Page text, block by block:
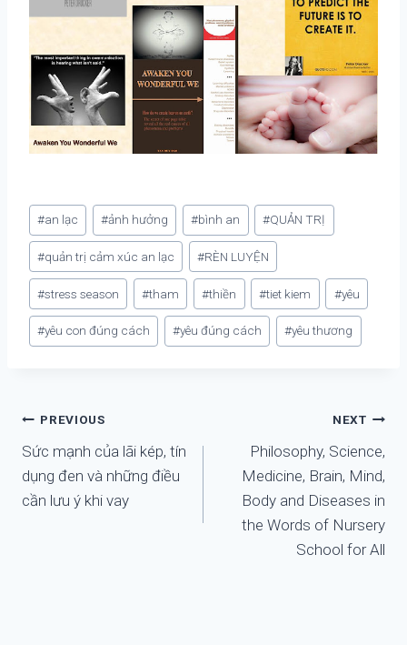
Post
Tags:
#an lạc #ảnh hưởng #bình an #QUẢN TRỊ
#quản trị cảm xúc an lạc #RÈN LUYỆN
#stress season #tham #thiền #tiet kiem #yêu
#yêu con đúng cách #yêu đúng cách #yêu thương
Điều
hướng
bài
PREVIOUS
Sức mạnh của lãi kép, tín
dụng đen và những điều
cần lưu ý khi vay
NEXT
Philosophy, Science,
Medicine, Brain, Mind,
Body and Diseases in
the Words of Nursery
School for All